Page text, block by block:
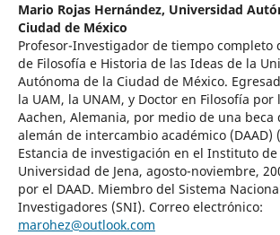
Mario Rojas Hernández, Universidad
Ciudad de México
Profesor-Investigador de tiempo completo
de Filosofía e Historia de las Ideas de la
Autónoma de la Ciudad de México.
la UAM, la UNAM, y Doctor en Filosofía
Aachen, Alemania, por medio de una beca
alemán de intercambio académico (DAAD)
Estancia de investigación en el Instituto de
Universidad de Jena, agosto-noviembre,
por el DAAD. Miembro del Sistema
Investigadores (SNI). Correo electrónico:
marohez@outlook.com